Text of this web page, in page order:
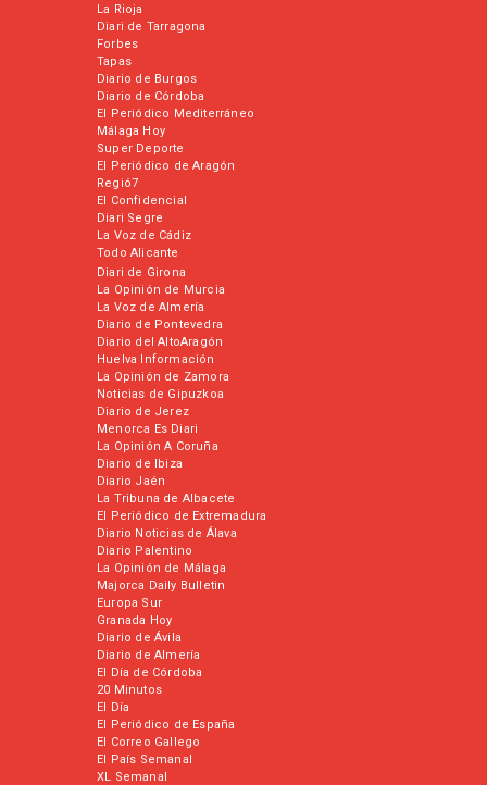
La Rioja
Diari de Tarragona
Forbes
Tapas
Diario de Burgos
Diario de Córdoba
El Periódico Mediterráneo
Málaga Hoy
Super Deporte
El Periódico de Aragón
Regió7
El Confidencial
Diari Segre
La Voz de Cádiz
Todo Alicante
Diari de Girona
La Opinión de Murcia
La Voz de Almería
Diario de Pontevedra
Diario del AltoAragón
Huelva Información
La Opinión de Zamora
Noticias de Gipuzkoa
Diario de Jerez
Menorca Es Diari
La Opinión A Coruña
Diario de Ibiza
Diario Jaén
La Tribuna de Albacete
El Periódico de Extremadura
Diario Noticias de Álava
Diario Palentino
La Opinión de Málaga
Majorca Daily Bulletin
Europa Sur
Granada Hoy
Diario de Ávila
Diario de Almería
El Día de Córdoba
20 Minutos
El Día
El Periódico de España
El Correo Gallego
El País Semanal
XL Semanal